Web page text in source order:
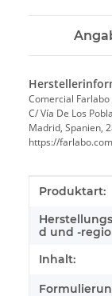
Comercial Farlabo
C/ Vía De Los
Madrid, Spanien,
https://
Wert
Produktart:
d und -
Inhalt: